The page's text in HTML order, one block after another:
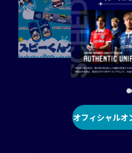
オフィシャルオ